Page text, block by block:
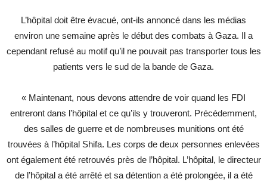
L’hôpital doit être évacué, ont-ils annoncé dans les médias
environ une semaine après le début des combats à Gaza. Il a
cependant refusé au motif qu’il ne pouvait pas transporter tous les
patients vers le sud de la bande de Gaza.
« Maintenant, nous devons attendre de voir quand les FDI
entreront dans l’hôpital et ce qu’ils y trouveront. Précédemment,
des salles de guerre et de nombreuses munitions ont été
trouvées à l’hôpital Shifa. Les corps de deux personnes enlevées
ont également été retrouvés près de l’hôpital. L’hôpital, le directeur
de l’hôpital a été arrêté et sa détention a été prolongée, il a été